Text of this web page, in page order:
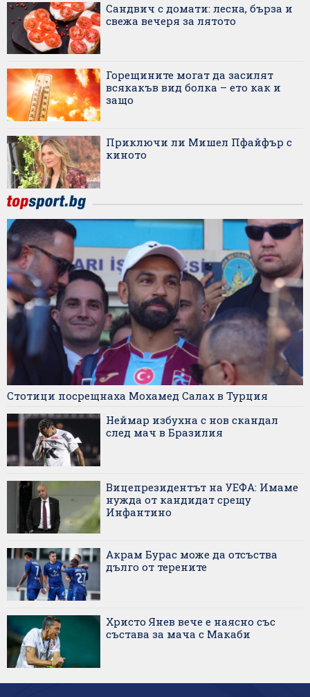
Сандвич с домати: лесна, бърза и
свежа вечеря за лятото
Горещините могат да засилят
всякакъв вид болка – ето как и
защо
Приключи ли Мишел Пфайфър с
киното
Стотици посрещнаха Мохамед Салах в Турция
Неймар избухна с нов скандал
след мач в Бразилия
Вицепрезидентът на УЕФА: Имаме
нужда от кандидат срещу
Инфантино
Акрам Бурас може да отсъства
дълго от терените
Христо Янев вече е наясно със
състава за мача с Макаби